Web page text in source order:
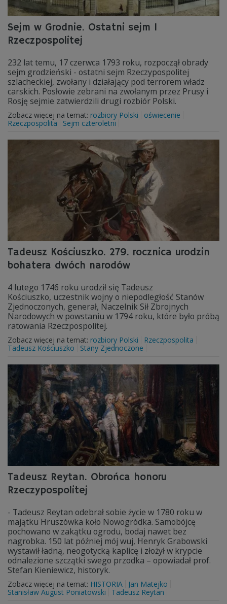
Sejm w Grodnie. Ostatni sejm I
Rzeczpospolitej
232 lat temu, 17 czerwca 1793 roku, rozpoczął obrady
sejm grodzieński - ostatni sejm Rzeczypospolitej
szlacheckiej, zwołany i działający pod terrorem władz
carskich. Posłowie zebrani na zwołanym przez Prusy i
Rosję sejmie zatwierdzili drugi rozbiór Polski.
Zobacz więcej na temat: rozbiory Polski
oświecenie
Rzeczpospolita
Sejm czteroletni
Tadeusz Kościuszko. 279. rocznica urodzin
bohatera dwóch narodów
4 lutego 1746 roku urodził się Tadeusz
Kościuszko, uczestnik wojny o niepodległość Stanów
Zjednoczonych, generał, Naczelnik Sił Zbrojnych
Narodowych w powstaniu w 1794 roku, które było próbą
ratowania Rzeczpospolitej.
Zobacz więcej na temat: rozbiory Polski
Rzeczpospolita
Tadeusz Kościuszko
Stany Zjednoczone
Tadeusz Reytan. Obrońca honoru
Rzeczypospolitej
- Tadeusz Reytan odebrał sobie życie w 1780 roku w
majątku Hruszówka koło Nowogródka. Samobójcę
pochowano w zakątku ogrodu, bodaj nawet bez
nagrobka. 150 lat później mój wuj, Henryk Grabowski
wystawił ładną, neogotycką kaplicę i złożył w krypcie
odnalezione szczątki swego przodka – opowiadał prof.
Stefan Kieniewicz, historyk.
Zobacz więcej na temat: HISTORIA
Jan Matejko
Stanisław August Poniatowski
Tadeusz Reytan